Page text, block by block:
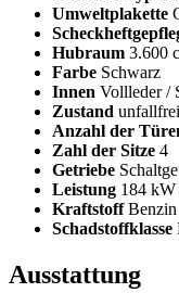
Umweltplakette
Hubraum 3.600
Farbe Schwarz
Innen Vollleder /
Zustand unfallfrei
Anzahl der
Zahl der Sitze 4
Getriebe
Leistung 184 kW
KraftstoffBenzin
Schadstoffklasse
Ausstattung